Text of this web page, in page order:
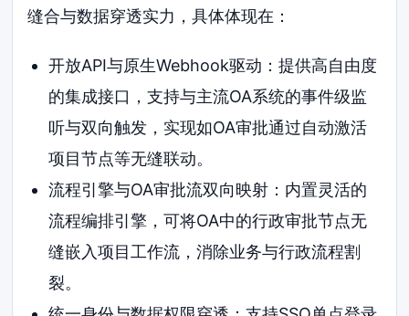
缝合与数据穿透实力，具体体现在：
开放API与原生Webhook驱动：提供高自由度
的集成接口，支持与主流OA系统的事件级监
听与双向触发，实现如OA审批通过自动激活
项目节点等无缝联动。
流程引擎与OA审批流双向映射：内置灵活的
流程编排引擎，可将OA中的行政审批节点无
缝嵌入项目工作流，消除业务与行政流程割
裂。